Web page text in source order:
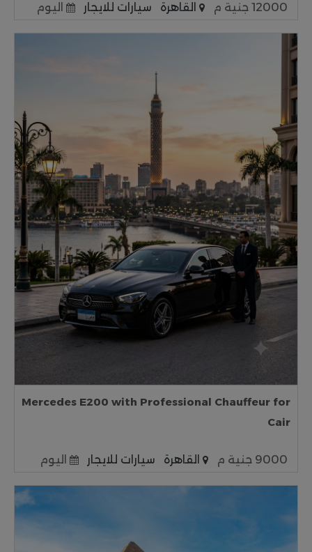
12000 جنية م القاهرة سيارات للايجار اليوم
Mercedes E200 with Professional Chauffeur for
Cair
9000 جنية م القاهرة سيارات للايجار اليوم